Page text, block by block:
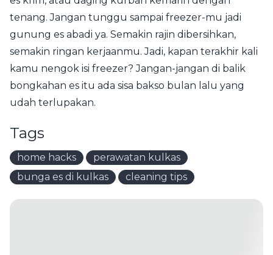
tenang. Jangan tunggu sampai freezer-mu jadi
gunung es abadi ya. Semakin rajin dibersihkan,
semakin ringan kerjaanmu. Jadi, kapan terakhir kali
kamu nengok isi freezer? Jangan-jangan di balik
bongkahan es itu ada sisa bakso bulan lalu yang
udah terlupakan.
Tags
home hacks
perawatan kulkas
bunga es di kulkas
cleaning tips